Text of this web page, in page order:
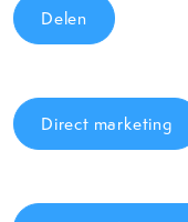
Delen
Direct marketing